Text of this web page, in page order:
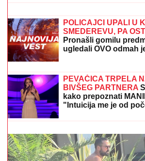
10"Haos u najavi!
potpisali ugovore, a
Belu kuću stižu i ONI
Pronašli gomilu
ugledali OVO odmah
hapšenje